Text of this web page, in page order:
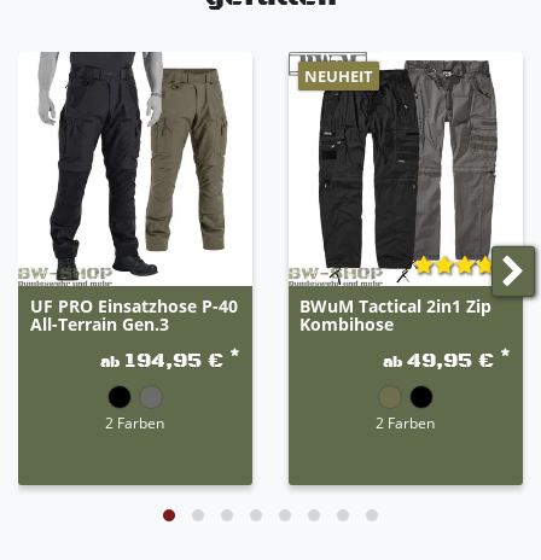
UF PRO Einsatzhose P-40
All-Terrain Gen.3
ab 194,95 € *
2 Farben
NEUHEIT
BWuM Tactical 2in1 Zip
Kombihose
ab 49,95 € *
2 Farben